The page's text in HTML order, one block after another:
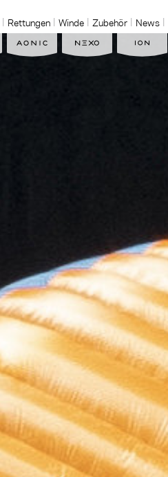
Rettungen Winde Zubehör News